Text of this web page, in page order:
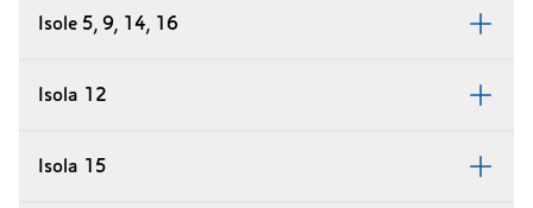
Isole 5, 9, 14, 16
Isola 12
Isola 15